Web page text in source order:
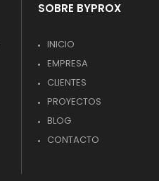
SOBRE BYPROX
INICIO
EMPRESA
CLIENTES
PROYECTOS
BLOG
CONTACTO